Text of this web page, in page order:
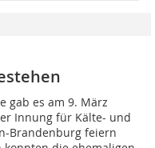
gab es am 9. März
Innung für Kälte- und
Brandenburg feiern